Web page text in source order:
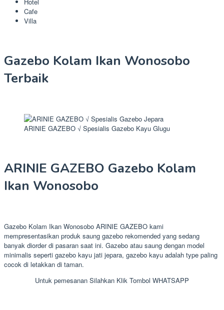
Cafe
Villa
Gazebo Kolam Ikan Wonosobo
Terbaik
ARINIE GAZEBO √ Spesialis Gazebo Kayu Glugu
ARINIE GAZEBO Gazebo Kolam
Ikan Wonosobo
Gazebo Kolam Ikan Wonosobo ARINIE GAZEBO kami
mempresentasikan produk saung gazebo rekomended yang sedang
banyak diorder di pasaran saat ini. Gazebo atau saung dengan model
minimalis seperti gazebo kayu jati jepara, gazebo kayu adalah type paling
cocok di letakkan di taman.
Untuk pemesanan Silahkan Klik Tombol WHATSAPP